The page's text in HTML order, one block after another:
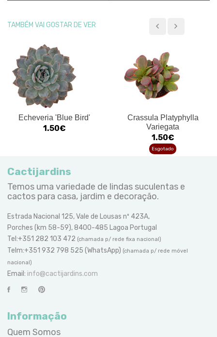
TAMBÉM VAI GOSTAR DE VER
Echeveria 'Blue Bird'
1.50€
Crassula Platyphylla
Variegata
1.50€
Esgotado
Cactijardins
Temos uma variedade de lindas suculentas e
cactos para casa, jardim e decoração.
Estrada Nacional 125, Vale de Lousas nº 423A,
Porches (km 58-59), 8400-485 Lagoa Portugal
Tel:+351 282 103 472 (chamada p/ rede fixa nacional)
Telm:+351 932 798 525 (WhatsApp) (chamada p/ rede móvel
nacional)
Email: info@cactijardins.com
Informação
Quem Somos